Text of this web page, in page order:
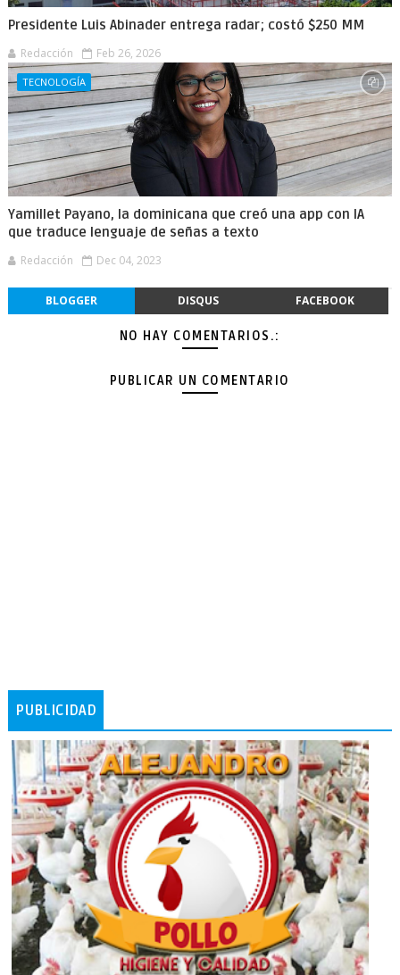
Presidente Luis Abinader entrega radar; costó $250 MM
Redacción Feb 26, 2026
TECNOLOGÍA
Yamillet Payano, la dominicana que creó una app con IA
que traduce lenguaje de señas a texto
Redacción Dec 04, 2023
BLOGGER DISQUS FACEBOOK
NO HAY COMENTARIOS.:
PUBLICAR UN COMENTARIO
PUBLICIDAD